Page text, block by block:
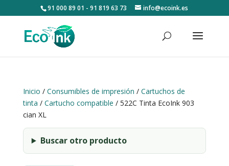
91 000 89 01 - 91 819 63 73 info@ecoink.es
Inicio / Consumibles de impresión / Cartuchos de
tinta / Cartucho compatible / 522C Tinta EcoInk 903
cian XL
Buscar otro producto